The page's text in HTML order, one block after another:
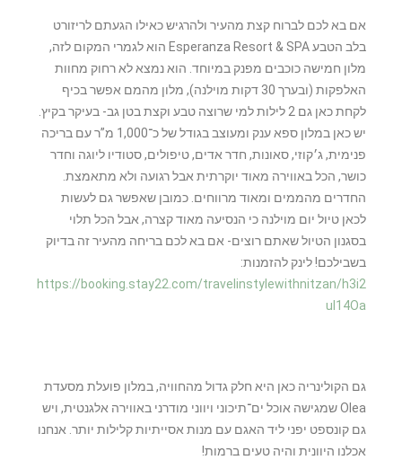
אם בא לכם לברוח קצת מהעיר ולהרגיש כאילו הגעתם לריזורט
בלב הטבע Esperanza Resort & SPA הוא לגמרי המקום לזה,
מלון חמישה כוכבים מפנק במיוחד. הוא נמצא לא רחוק מחוות
האלפקות (ובערך 30 דקות מוילנה), מלון מהמם אפשר בכיף
לקחת כאן גם 2 לילות למי שרוצה טבע וקצת בטן גב- בעיקר בקיץ.
יש כאן במלון ספא ענק ומעוצב בגודל של כ־1,000 מ”ר עם בריכה
פנימית, ג׳קוזי, סאונות, חדר אדים, טיפולים, סטודיו ליוגה וחדר
כושר, הכל באווירה מאוד יוקרתית אבל רגועה ולא מתאמצת.
החדרים מהממים ומאוד מרווחים. כמובן שאפשר גם לעשות
לכאן טיול יום מוילנה כי הנסיעה מאוד קצרה, אבל הכל תלוי
בסגנון הטיול שאתם רוצים- אם בא לכם בריחה מהעיר זה בדיוק
בשבילכם! לינק להזמנות:
https://booking.stay22.com/travelinstylewithnitzan/h3i2
ul14Oa
גם הקולינריה כאן היא חלק גדול מהחוויה, במלון פועלת מסעדת
Olea שמגישה אוכל ים־תיכוני ויווני מודרני באווירה אלגנטית, ויש
גם קונספט יפני ליד האגם עם מנות אסייתיות קלילות יותר. אנחנו
אכלנו היוונית והיה טעים ברמות!